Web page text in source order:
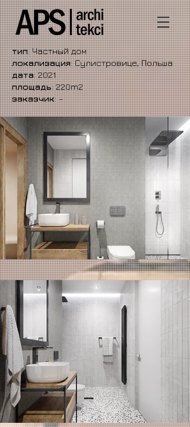
тип: Частный дом
локализация: Сулистровице, Польша
дата: 2021
площадь: 220m2
заказчик: -